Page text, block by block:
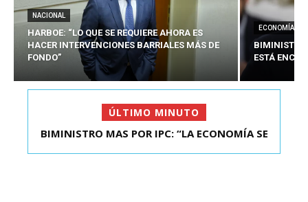
NACIONAL
HARBOE: “LO QUE SE REQUIERE AHORA ES
HACER INTERVENCIONES BARRIALES MÁS DE
FONDO”
ECONOMÍA
BIMINISTRO
ESTÁ
ÚLTIMO MINUTO
KAST SE REUNIÓ CON EL PRESIDENTE ELECTO DE
BIMINISTRO MAS POR IPC: “LA ECONOMÍA SE